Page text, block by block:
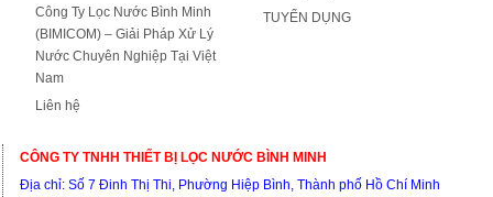
Công Ty Lọc Nước Bình Minh
(BIMICOM) – Giải Pháp Xử Lý
Nước Chuyên Nghiệp Tại Việt
Nam
Liên hệ
TUYỂN DỤNG
CÔNG TY TNHH THIẾT BỊ LỌC NƯỚC BÌNH MINH
Địa chỉ: Số 7 Đinh Thị Thi, Phường Hiệp Bình, Thành phố Hồ Chí Minh